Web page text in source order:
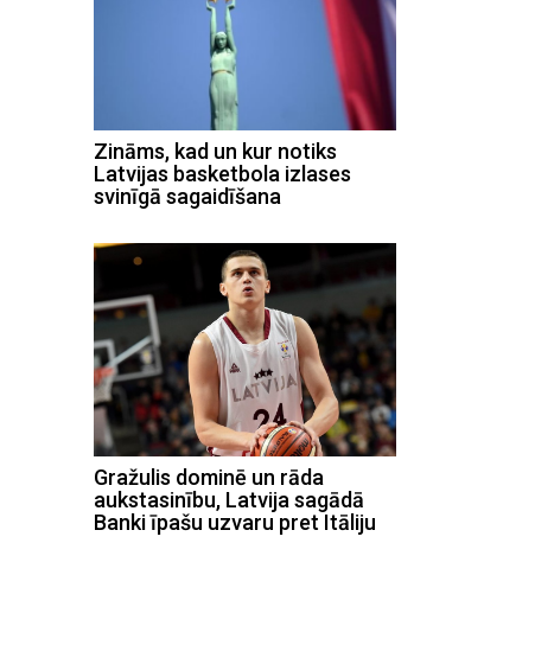
Zināms, kad un kur notiks
Latvijas basketbola izlases
svinīgā sagaidīšana
Gražulis dominē un rāda
aukstasinību, Latvija sagādā
Banki īpašu uzvaru pret Itāliju